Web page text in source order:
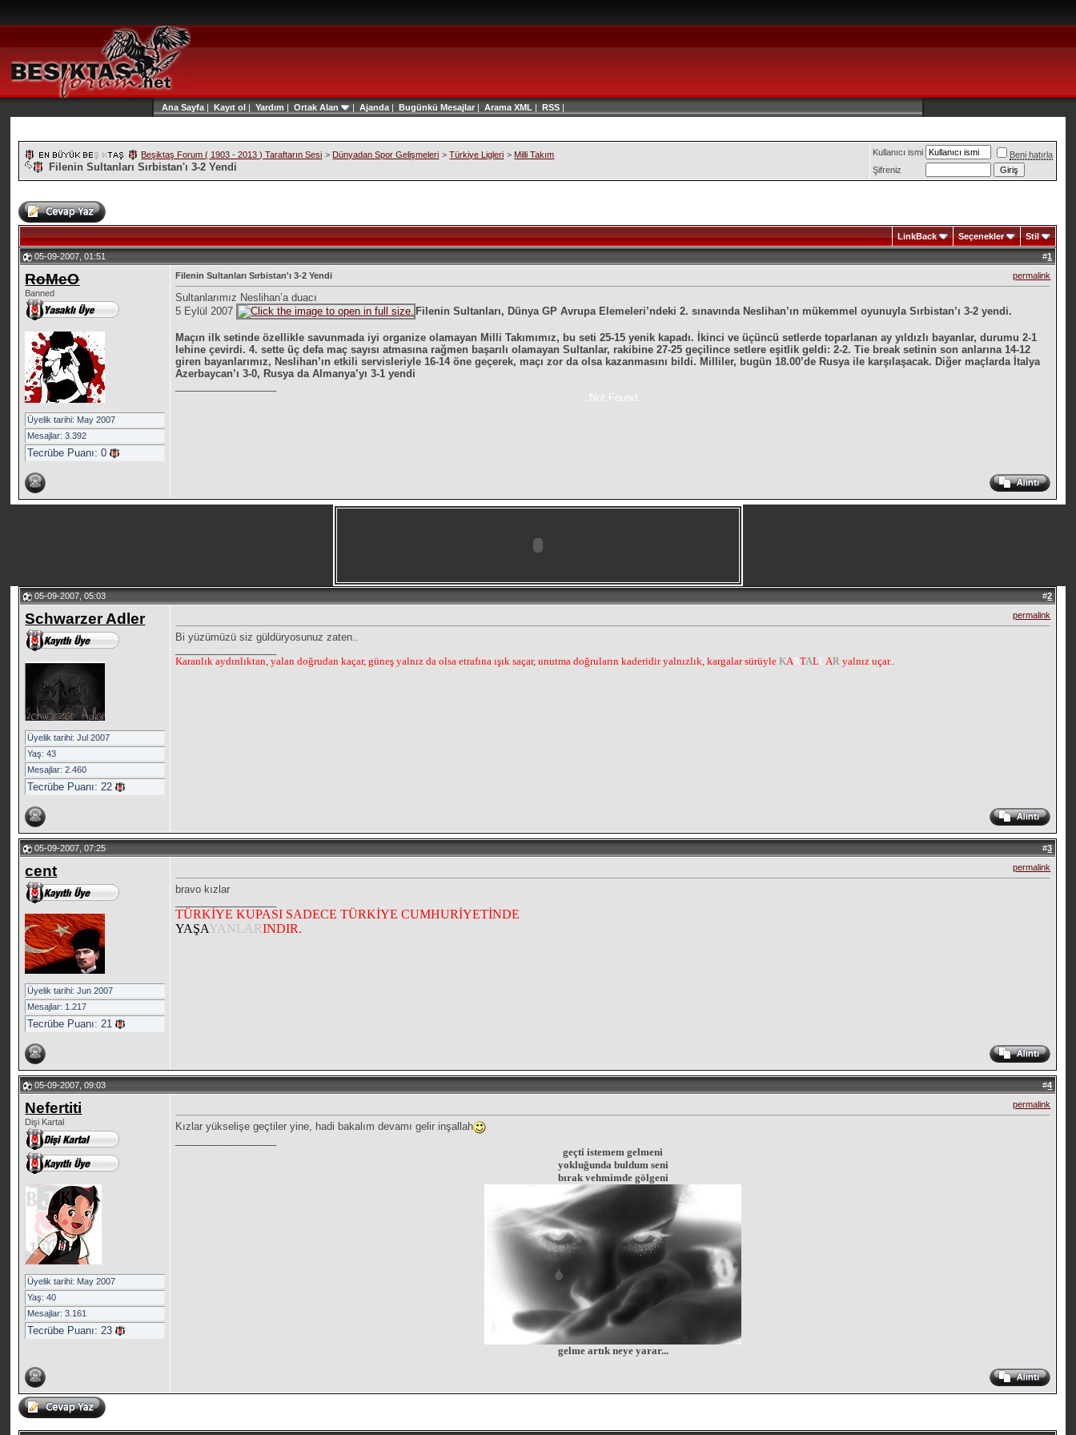
Ana Sayfa | Kayıt ol | Yardım | Ortak Alan | Ajanda | Bugünkü Mesajlar| Arama XML | RSS |
Beşiktaş Forum ( 1903 - 2013 ) Taraftarın Sesi > Dünyadan Spor Gelişmeleri >Türkiye Ligleri > Milli Takım
Filenin Sultanları Sırbistan'ı 3-2 Yendi
Kullanıcı ismi
Beni hatırla
Şifreniz
LinkBack Seçenekler Stil
05-09-2007, 01:51 #1
RoMeO
Banned
Üyelik tarihi: May 2007
Mesajlar: 3.392
Tecrübe Puanı:0
Filenin Sultanları Sırbistan'ı 3-2 Yendi permalink
Sultanlarımız Neslihan’a duacı
5 Eylül 2007
Filenin Sultanları, Dünya GP Avrupa Elemeleri’ndeki 2. sınavında Neslihan’ın mükemmel oyunuyla Sırbistan’ı 3-2 yendi.
Maçın ilk setinde özellikle savunmada iyi organize olamayan Milli Takımımız, bu seti 25-15 yenik kapadı. İkinci ve üçüncü setlerde toparlanan ay yıldızlı bayanlar, durumu 2-1
lehine çevirdi. 4. sette üç defa maç sayısı atmasına rağmen başarılı olamayan Sultanlar, rakibine 27-25 geçilince setlere eşitlik geldi: 2-2. Tie break setinin son anlarına 14-12
giren bayanlarımız, Neslihan’ın etkili servisleriyle 16-14 öne geçerek, maçı zor da olsa kazanmasını bildi. Milliler, bugün 18.00’de Rusya ile karşılaşacak. Diğer maçlarda İtalya
Azerbaycan’ı 3-0, Rusya da Almanya’yı 3-1 yendi
..Not Found..
05-09-2007, 05:03 #2
Schwarzer Adler
Üyelik tarihi: Jul 2007
Yaş: 43
Mesajlar: 2.460
Tecrübe Puanı:22
permalink
Bi yüzümüzü siz güldüryosunuz zaten..
Karanlık aydınlıktan, yalan doğrudan kaçar, güneş yalnız da olsa etrafına ışık saçar, unutma doğruların kaderidir yalnızlık, kargalar sürüyleKARTALLAR yalnız uçar..
05-09-2007, 07:25 #3
cent
Üyelik tarihi: Jun 2007
Mesajlar: 1.217
Tecrübe Puanı:21
permalink
bravo kızlar
TÜRKİYE KUPASI SADECE TÜRKİYE CUMHURİYETİNDE
YAŞAYANLARINDIR.
05-09-2007, 09:03 #4
Nefertiti
Dişi Kartal
Üyelik tarihi: May 2007
Yaş: 40
Mesajlar: 3.161
Tecrübe Puanı:23
permalink
Kızlar yükselişe geçtiler yine, hadi bakalım devamı gelir inşallah
geçti istemem gelmeni
yokluğunda buldum seni
bırak vehmimde gölgeni
gelme artık neye yarar...